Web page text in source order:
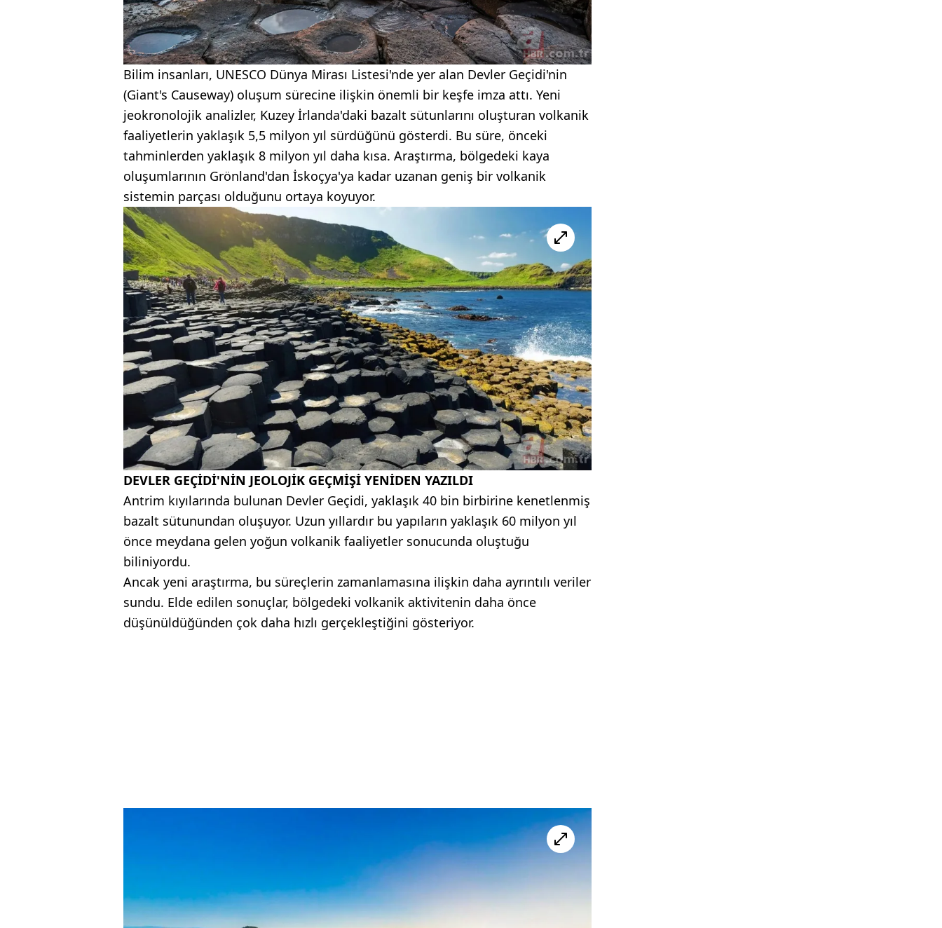
Bilim insanları, UNESCO Dünya Mirası Listesi'nde yer alan Devler Geçidi'nin
(Giant's Causeway) oluşum sürecine ilişkin önemli bir keşfe imza attı. Yeni
jeokronolojik analizler, Kuzey İrlanda'daki bazalt sütunlarını oluşturan volkanik
faaliyetlerin yaklaşık 5,5 milyon yıl sürdüğünü gösterdi. Bu süre, önceki
tahminlerden yaklaşık 8 milyon yıl daha kısa. Araştırma, bölgedeki kaya
oluşumlarının Grönland'dan İskoçya'ya kadar uzanan geniş bir volkanik
sistemin parçası olduğunu ortaya koyuyor.
DEVLER GEÇİDİ'NİN JEOLOJİK GEÇMİŞİ YENİDEN YAZILDI
Antrim kıyılarında bulunan Devler Geçidi, yaklaşık 40 bin birbirine kenetlenmiş
bazalt sütunundan oluşuyor. Uzun yıllardır bu yapıların yaklaşık 60 milyon yıl
önce meydana gelen yoğun volkanik faaliyetler sonucunda oluştuğu
biliniyordu.
Ancak yeni araştırma, bu süreçlerin zamanlamasına ilişkin daha ayrıntılı veriler
sundu. Elde edilen sonuçlar, bölgedeki volkanik aktivitenin daha önce
düşünüldüğünden çok daha hızlı gerçekleştiğini gösteriyor.